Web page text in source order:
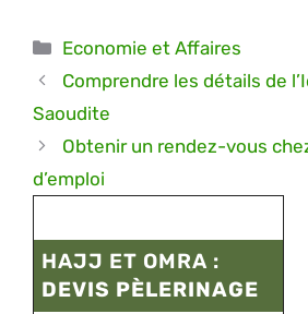
Catégories
Economie et Affaires
Comprendre les détails de
Saoudite
Obtenir un rendez-vous
d’emploi
HAJJ ET OMRA :
DEVIS PÈLERINAGE